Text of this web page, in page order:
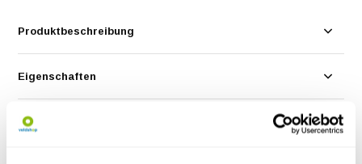
Produktbeschreibung
Eigenschaften
Bewertungen